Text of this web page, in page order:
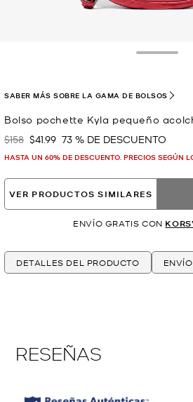
Bolso pochette Kyla pequeño
Era
$158 Ahora
$41.99 73 % DE DESCUENTO
HASTA UN 60% DE DESCUENTO. PRECIOS SEGÚN
SABER MÁS SOBRE LA GAMA DE BOLSOS
VER PRODUCTOS SIMILARES
ENVÍO GRATIS CON
DETALLES DEL PRODUCTO